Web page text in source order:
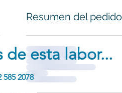
Resumen del pedido
de esta labor...
2078